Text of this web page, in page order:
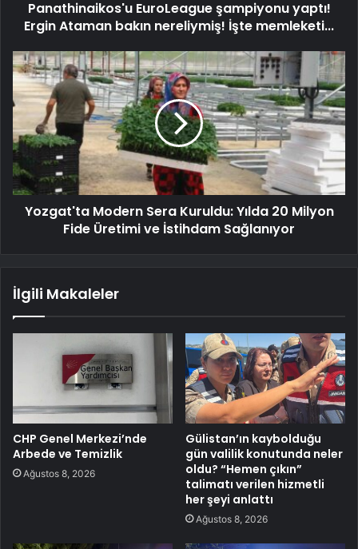
Panathinaikos'u EuroLeague şampiyonu yaptı!
Ergin Ataman bakın nereliymiş! İşte memleketi...
Yozgat'ta Modern Sera Kuruldu: Yılda 20 Milyon
Fide Üretimi ve İstihdam Sağlanıyor
İlgili Makaleler
CHP Genel Merkezi’nde
Arbede ve Temizlik
Ağustos 8, 2026
Gülistan’ın kaybolduğu
gün valilik konutunda neler
oldu? “Hemen çıkın”
talimatı verilen hizmetli
her şeyi anlattı
Ağustos 8, 2026